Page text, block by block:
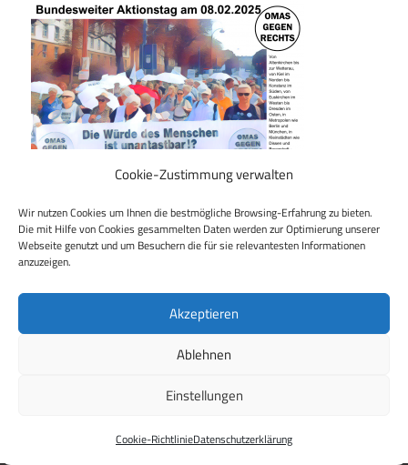
Cookie-Zustimmung verwalten
Wir nutzen Cookies um Ihnen die bestmögliche Browsing-Erfahrung zu bieten.
Die mit Hilfe von Cookies gesammelten Daten werden zur Optimierung unserer
Webseite genutzt und um Besuchern die für sie relevantesten Informationen
anzuzeigen.
Akzeptieren
Ablehnen
Einstellungen
Cookie-RichtlinieDatenschutzerklärung
Beitragsnavigation
Vorheriger Beitrag